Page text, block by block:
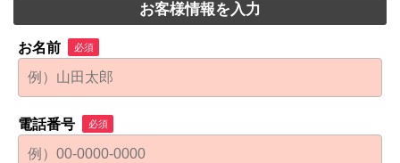
お客様情報を入力
お名前 必須
電話番号 必須